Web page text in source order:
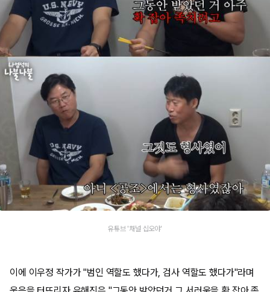
유튜브 '채널 십오야'
이에 이우정 작가가 "범인 역할도 했다가, 검사 역할도 했다가"라며